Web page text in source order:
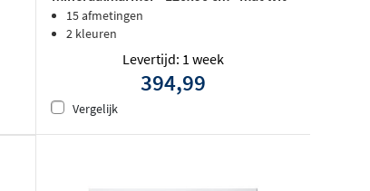
15 afmetingen
2 kleuren
Levertijd: 1 week
394,99
Vergelijk